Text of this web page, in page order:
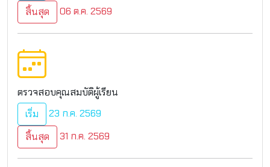
สิ้นสุด
06 ต.ค. 2569
ตรวจสอบคุณสมบัติผู้เรียน
เริ่ม
23 ก.ค. 2569
สิ้นสุด
31 ก.ค. 2569